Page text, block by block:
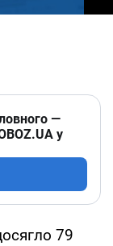
—
у
79